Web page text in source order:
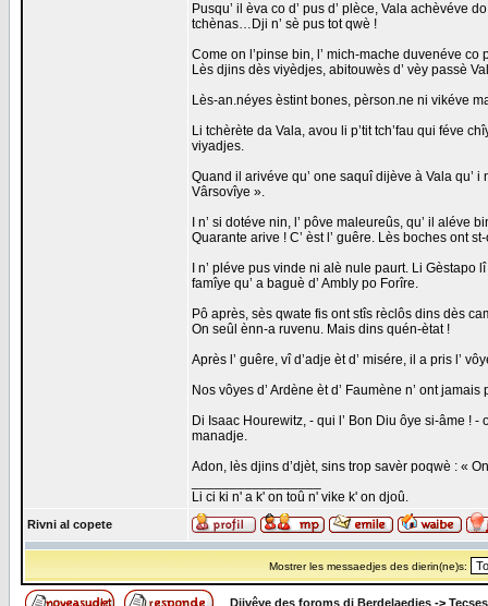
Pusqu’ il èva co d’ pus d’ plèce, Vala
tchènas…Dji n’ sè pus tot qwè !
Come on l’pinse bin, l’ mich-mache duvenéve co
Lès djins dès viyèdjes, abitouwès d’ vèy passè
Lès-an.néyes èstint bones, pèrson.ne ni vikéve
Li tchèrète da Vala, avou li p’tit tch’fau qui féve
viyadjes.
Quand il arivéve qu’ one saquî dijève à Vala qu’ i
Vârsovîye ».
I n’ si dotéve nin, l’ pôve maleureûs, qu’ il aléve
Quarante arive ! C’ èst l’ guêre. Lès boches ont
I n’ pléve pus vinde ni alè nule paurt. Li
famîye qu’ a baguè d’ Ambly po Forîre.
Pô après, sès qwate fis ont stîs rèclôs dins dès
On seûl ènn-a ruvenu. Mais dins quén-ètat !
Après l’ guêre, vî d’adje èt d’ misére, il a pris l’
Nos vôyes d’ Ardène èt d’ Faumène n’ ont
Di Isaac Hourewitz, - qui l’ Bon Diu ôye si-âme !
manadje.
Adon, lès djins d’djèt, sins trop savèr poqwè : «
Li ci ki n' a k' on toû n' vike k' on djoû.
Rivni al copete
Mostrer les messaedjes des dierin(ne)s:
Djivêye des foroms di Berdelaedjes ->